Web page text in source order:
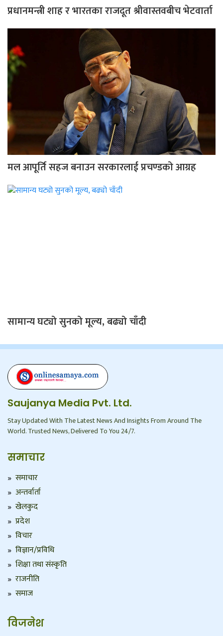
प्रधानमन्त्री शाह र भारतका राजदूत श्रीवास्तवबीच भेटवार्ता
मल आपूर्ति सहज बनाउन सरकारलाई प्रचण्डको आग्रह
सामान्य घट्यो सुनको मूल्य, बढ्यो चाँदी
Saujanya Media Pvt. Ltd.
Stay Updated With The Latest News And Insights From Around The
World. Trusted News, Delivered To You 24/7.
समाचार
समाचार
अन्तर्वार्ता
खेलकुद
प्रदेश
विचार
विज्ञान/प्रविधि
शिक्षा तथा संस्कृति
राजनीति
समाज
विजनेश